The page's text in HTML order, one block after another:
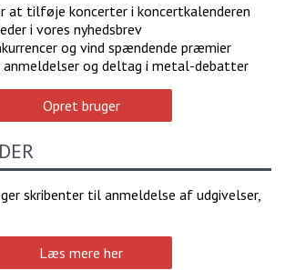
at tilføje koncerter i koncertkalenderen
i vores nyhedsbrev
og vind spændende præmier
anmeldelser og deltag i metal-debatter
Opret bruger
skribenter til anmeldelse af udgivelser,
Læs mere her